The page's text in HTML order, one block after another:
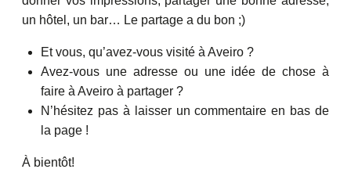
un hôtel, un bar… Le partage a du bon ;)
Et vous, qu’avez-vous visité à Aveiro ?
Avez-vous une adresse ou une idée de chose à
faire à Aveiro à partager ?
N’hésitez pas à laisser un commentaire en bas de
la page !
À bientôt!